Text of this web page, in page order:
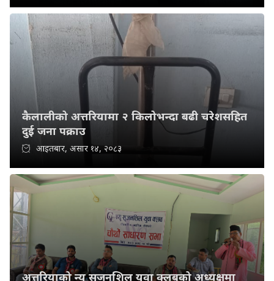
कैलालीको अत्तरियामा २ किलोभन्दा बढी चरेशसहित
दुई जना पक्राउ
आइतबार, असार १४, २०८३
अत्तरियाको न्यु सृजनशिल युवा क्लबको अध्यक्षमा